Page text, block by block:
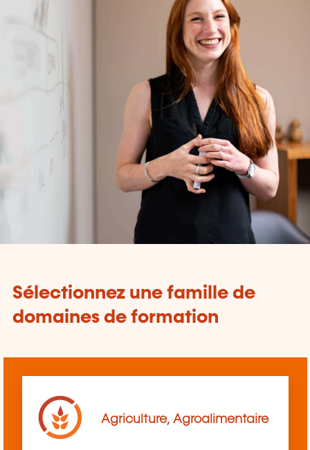
Sélectionnez une famille de
domaines de formation
Agriculture, Agroalimentaire